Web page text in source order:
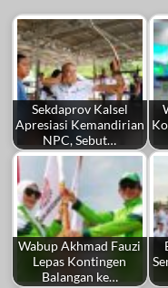
Sekdaprov Kalsel
Apresiasi Kemandirian
NPC, Sebut…
Wabup Akhmad Fauzi
Lepas Kontingen
Balangan ke…